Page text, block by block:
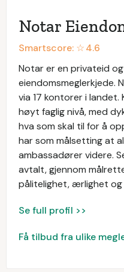
Notar
Smartscore: ☆4.6
Notar er en privateid
eiendomsmeglerkjede.
via 17 kontorer i
høyt faglig nivå, med
hva som skal til for å
har som målsetting at
ambassadører videre.
avtalt, gjennom
pålitelighet, ærlighet og
Se full profil >>
Få tilbud fra ulike